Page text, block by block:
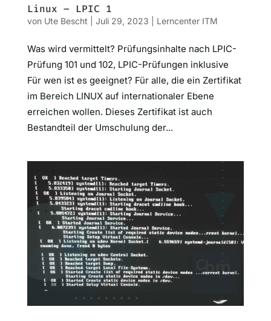
Linux – LPIC 1
von Ute Bescht Juli 29, 2023 Lerncenter ITM
Was wird vermittelt? Prüfungsinhalte nach LPIC-
Prüfung 101 und 102, LPIC-Prüfungen inklusive
Für wen ist es geeignet? Für alle, die ein Zertifikat
im Bereich LINUX auf internationaler Ebene
erreichen wollen. Dieses Zertifikat ist auch
Bestandteil der Umschulung der...